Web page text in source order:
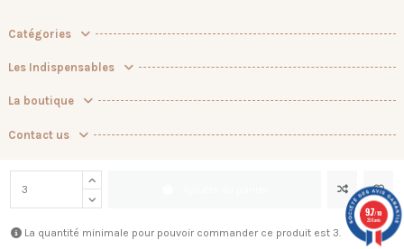
La quantité minimale pour pouvoir commander ce produit est 3.
Catégories
Les Indispensables
La boutique
Contact us
Marchand approuvé par la Société des Avis Garantis,
© 2026 Batikou. Tous droits réservés.Plan du site
9.7/10
256 avis